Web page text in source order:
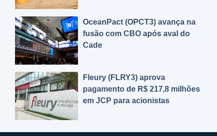
OceanPact (OPCT3) avança na
fusão com CBO após aval do
Cade
Fleury (FLRY3) aprova
pagamento de R$ 217,8 milhões
em JCP para acionistas